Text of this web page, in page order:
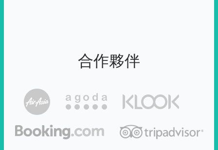
合作夥伴